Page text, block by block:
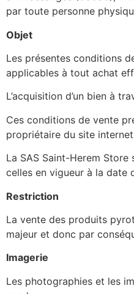
par toute personne
Objet
Les présentes conditions
applicables à tout achat
L’acquisition d’un bien à
Ces conditions de vente
propriétaire du site
La SAS Saint-Herem
celles en vigueur à la date
Restriction
La vente des produits
majeur et donc par
Imagerie
Les photographies et les